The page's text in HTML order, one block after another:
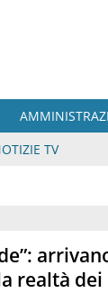
TV
realtà dei